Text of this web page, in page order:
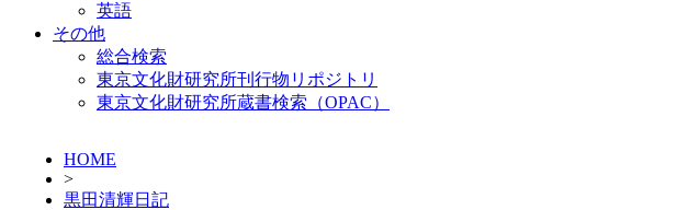
英語
その他
総合検索
東京文化財研究所刊行物リポジトリ
東京文化財研究所蔵書検索（OPAC）
HOME
>
黒田清輝日記